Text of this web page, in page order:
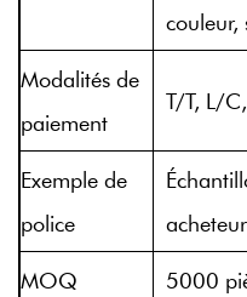
couleur,
Modalités de
paiement
T/T, L/
Exemple de
police
MOQ
5000